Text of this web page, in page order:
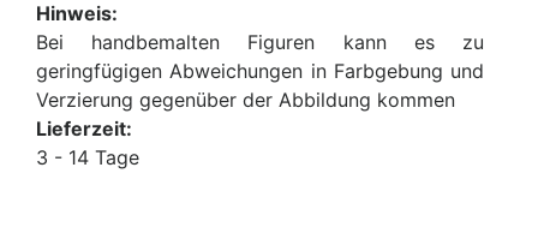
Hinweis:
Bei handbemalten Figuren kann es zu
geringfügigen Abweichungen in Farbgebung und
Verzierung gegenüber der Abbildung kommen
Lieferzeit:
3 - 14 Tage